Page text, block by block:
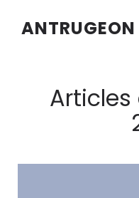
ANTRUGEON
Articles